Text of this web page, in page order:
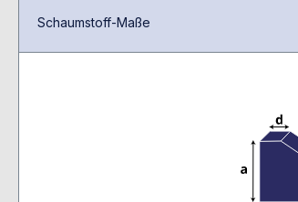
Schaumstoff-Maße